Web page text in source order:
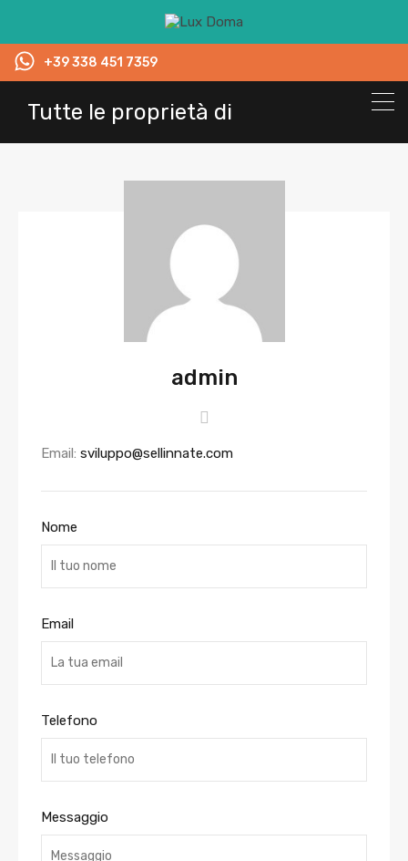
+39 338 451 7359
Tutte le proprietà di
admin
Email: sviluppo@sellinnate.com
Nome
Email
Telefono
Messaggio